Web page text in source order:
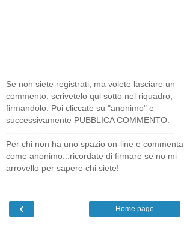
Se non siete registrati, ma volete lasciare un
commento, scrivetelo qui sotto nel riquadro,
firmandolo. Poi cliccate su "anonimo" e
successivamente PUBBLICA COMMENTO.
--------------------------------------------------------
Per chi non ha uno spazio on-line e commenta
come anonimo...ricordate di firmare se no mi
arrovello per sapere chi siete!
‹ Home page